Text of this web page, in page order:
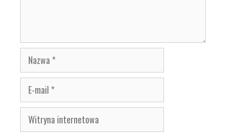
Nazwa
E-
mail
Witryna
internetowa